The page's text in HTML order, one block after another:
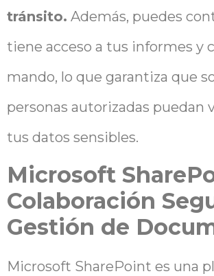
tránsito. Además, puedes
tiene acceso a tus informes y
mando, lo que garantiza que
personas autorizadas puedan
tus datos sensibles.
Microsoft
Colaboración
Gestión de
Microsoft SharePoint es una